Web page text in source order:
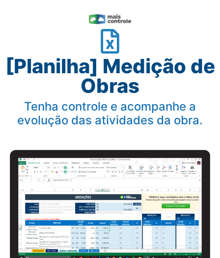
[Planilha] Medição de
Obras
Tenha controle e acompanhe a
evolução das atividades da obra.